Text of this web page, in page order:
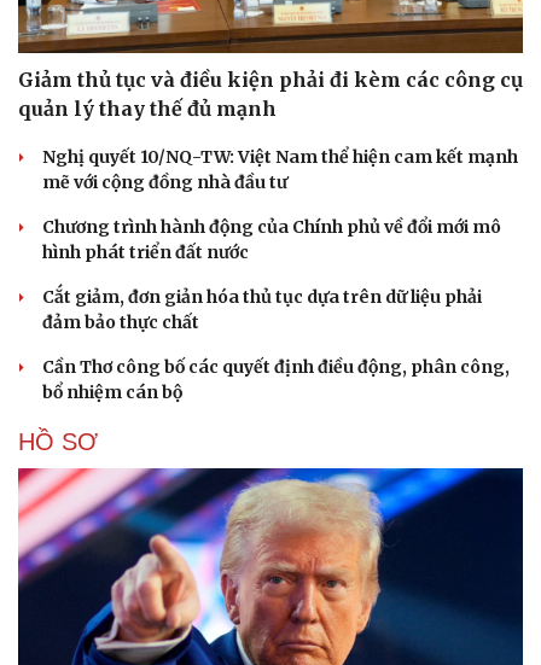
Phòng mạch online
Ăn sạch sống khỏe
Giảm thủ tục và điều kiện phải đi kèm các công cụ
quản lý thay thế đủ mạnh
Nghị quyết 10/NQ-TW: Việt Nam thể hiện cam kết mạnh
mẽ với cộng đồng nhà đầu tư
Chương trình hành động của Chính phủ về đổi mới mô
hình phát triển đất nước
Cắt giảm, đơn giản hóa thủ tục dựa trên dữ liệu phải
đảm bảo thực chất
Cần Thơ công bố các quyết định điều động, phân công,
bổ nhiệm cán bộ
HỒ SƠ